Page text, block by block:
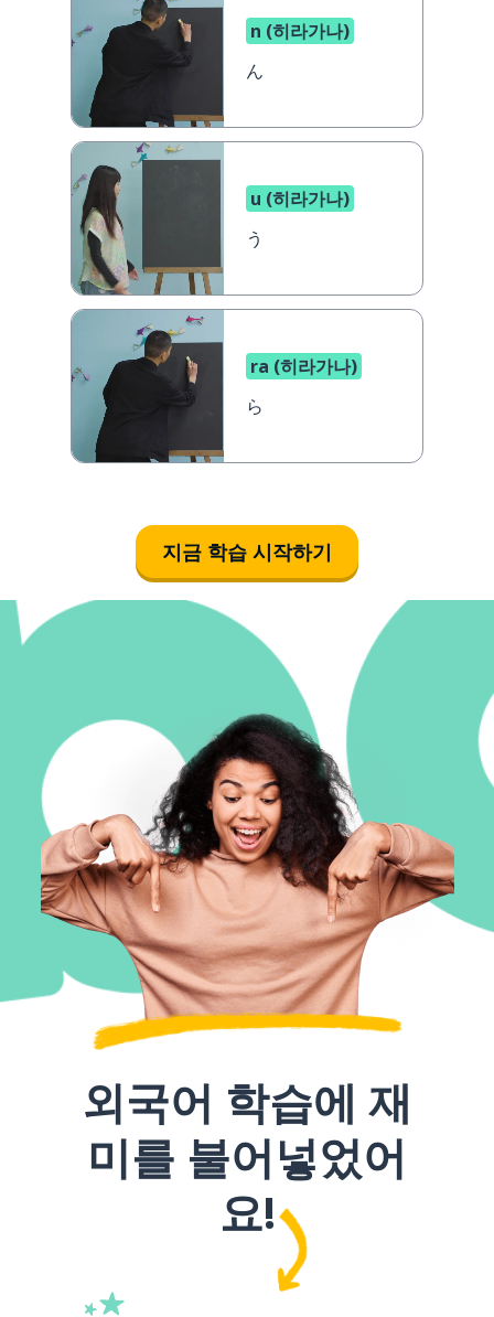
n (히라가나)
ん
u (히라가나)
う
ra (히라가나)
ら
지금 학습 시작하기
외국어 학습에 재
미를 불어넣었어
요!